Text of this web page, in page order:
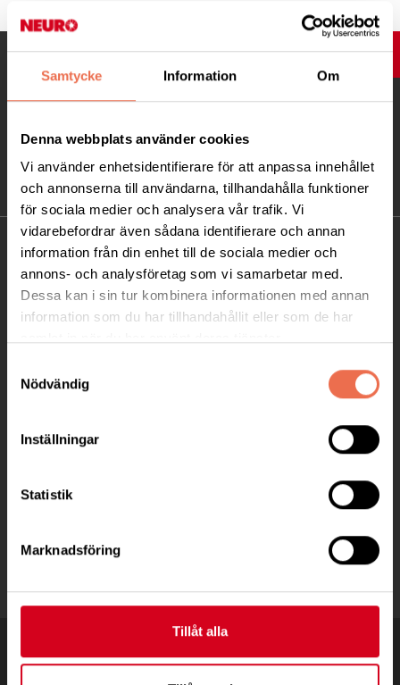
Samtycke Information Om
Denna webbplats använder cookies
Vi använder enhetsidentifierare för att anpassa innehållet
och annonserna till användarna, tillhandahålla funktioner
för sociala medier och analysera vår trafik. Vi
vidarebefordrar även sådana identifierare och annan
information från din enhet till de sociala medier och
annons- och analysföretag som vi samarbetar med.
Dessa kan i sin tur kombinera informationen med annan
information som du har tillhandahållit eller som de har
Nödvändig
Inställningar
Statistik
Marknadsföring
Tillåt alla
UPP
KONTAKT
Besöksadress:
Trädgårdsgatan 1A, 641 33 KATRINEHOLM
Telefon:072-8702406
Postadress:
64133 Katrineholm
bankgiro: 5368-2415